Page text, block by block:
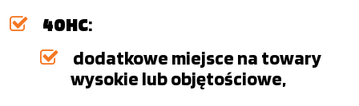
40HC:
dodatkowe miejsce na towary
wysokie lub objętościowe,